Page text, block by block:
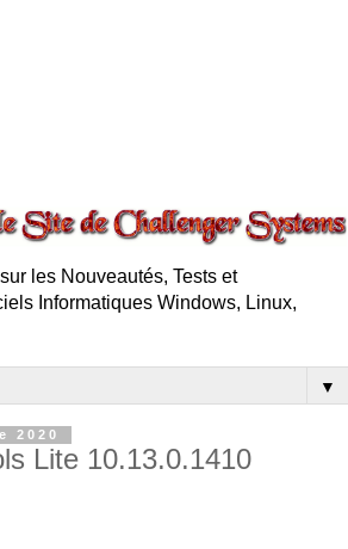
les Nouveautés, Tests et
Informatiques Windows, Linux,
▼
2020
Lite 10.13.0.1410